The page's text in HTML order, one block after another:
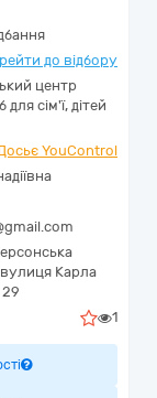
до відбору
центр
сім'ї, дітей
YouControl
вулиця Карла
1